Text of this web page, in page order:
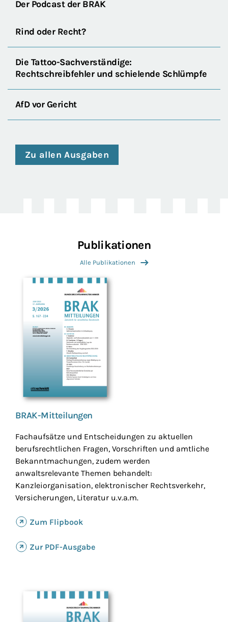
Der Podcast der BRAK
Rind oder Recht?
Die Tattoo-Sachverständige:
Rechtschreibfehler und schielende Schlümpfe
AfD vor Gericht
Zu allen Ausgaben
Publikationen
Alle Publikationen
BRAK-Mitteilungen
Fachaufsätze und Entscheidungen zu aktuellen
berufsrechtlichen Fragen, Vorschriften und amtliche
Bekanntmachungen, zudem werden
anwaltsrelevante Themen behandelt:
Kanzleiorganisation, elektronischer Rechtsverkehr,
Versicherungen, Literatur u.v.a.m.
Zum Flipbook
Zur PDF-Ausgabe